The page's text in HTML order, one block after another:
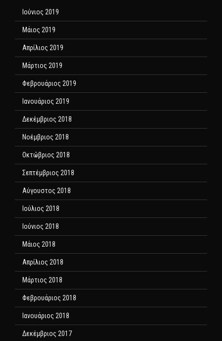
Ιούνιος 2019
Μάιος 2019
Απρίλιος 2019
Μάρτιος 2019
Φεβρουάριος 2019
Ιανουάριος 2019
Δεκέμβριος 2018
Νοέμβριος 2018
Οκτώβριος 2018
Σεπτέμβριος 2018
Αύγουστος 2018
Ιούλιος 2018
Ιούνιος 2018
Μάιος 2018
Απρίλιος 2018
Μάρτιος 2018
Φεβρουάριος 2018
Ιανουάριος 2018
Δεκέμβριος 2017